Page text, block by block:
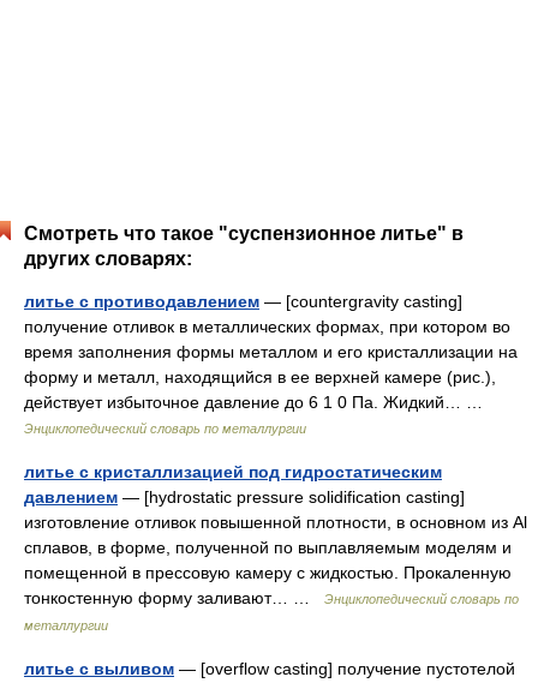
Смотреть что такое "суспензионное литье" в
других словарях:
литье с противодавлением — [countergravity casting]
получение отливок в металлических формах, при котором во
время заполнения формы металлом и его кристаллизации на
форму и металл, находящийся в ее верхней камере (рис.),
действует избыточное давление до 6 1 0 Па. Жидкий… …
Энциклопедический словарь по металлургии
литье с кристаллизацией под гидростатическим
давлением — [hydrostatic pressure solidification casting]
изготовление отливок повышенной плотности, в основном из Al
сплавов, в форме, полученной по выплавляемым моделям и
помещенной в прессовую камеру с жидкостью. Прокаленную
тонкостенную форму заливают… …
Энциклопедический словарь по
металлургии
литье с выливом — [overflow casting] получение пустотелой